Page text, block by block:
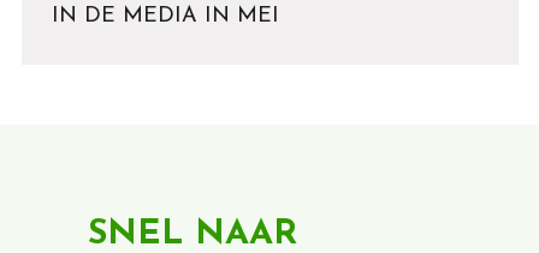
IN DE MEDIA IN MEI
SNEL NAAR